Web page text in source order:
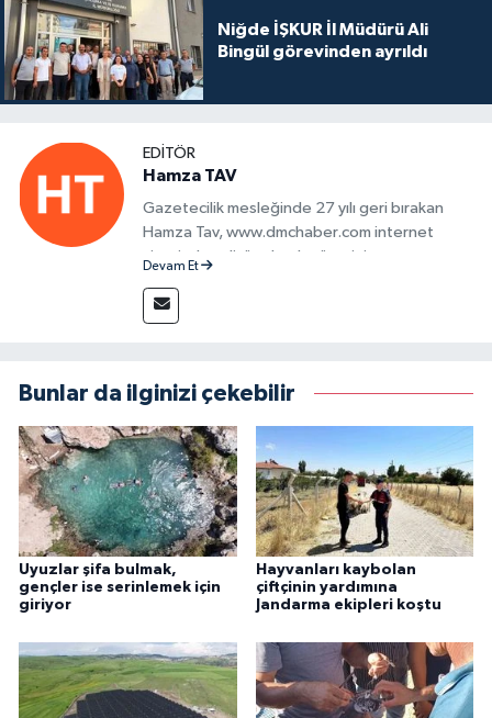
Niğde İŞKUR İl Müdürü Ali
Bingül görevinden ayrıldı
EDITÖR
Hamza TAV
Gazetecilik mesleğinde 27 yılı geri bırakan
Hamza Tav, www.dmchaber.com internet
sitesinde editör olarak görevini
Devam Et
Bunlar da ilginizi çekebilir
Uyuzlar şifa bulmak,
gençler ise serinlemek için
giriyor
Hayvanları kaybolan
çiftçinin yardımına
Jandarma ekipleri koştu